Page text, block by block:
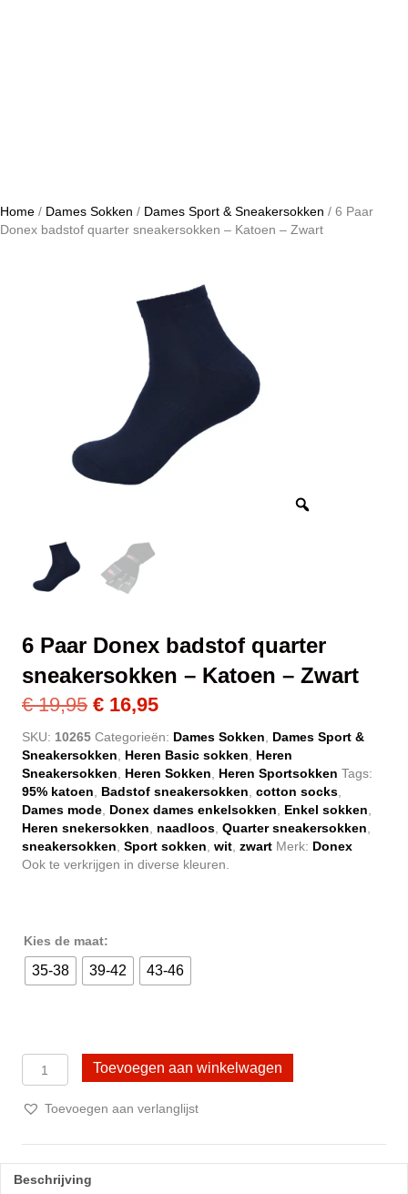
Home / Dames Sokken / Dames Sport & Sneakersokken / 6 Paar
Donex badstof quarter sneakersokken – Katoen – Zwart
6 Paar Donex badstof quarter
sneakersokken – Katoen – Zwart
€19,95 Oorspronkelijke
prijs
was:
€ 19,95.
€ 16,95Huidige
prijs
is:
€ 16,95.
SKU: 10265 Categorieën: Dames Sokken, Dames Sport &
Sneakersokken, Heren Basic sokken, Heren
Sneakersokken, Heren Sokken, Heren Sportsokken Tags:
95% katoen, Badstof sneakersokken, cotton socks,
Dames mode, Donex dames enkelsokken, Enkel sokken,
Heren snekersokken, naadloos, Quarter sneakersokken,
sneakersokken, Sport sokken, wit, zwart Merk: Donex
Ook te verkrijgen in diverse kleuren.
Kies de maat:
35-38 39-42 43-46
Paar
badstof
Katoen
Toevoegen aan winkelwagen
Toevoegen aan verlanglijst
Beschrijving